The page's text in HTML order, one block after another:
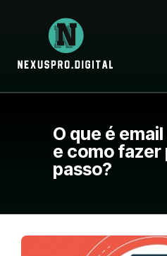
O que é
e como fazer
passo?